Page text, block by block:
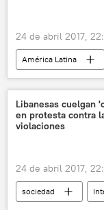
24 de abril 2017,
América Latina
terremoto
Libanesas cuelgan
en protesta contra
violaciones
24 de abril 2017,
sociedad